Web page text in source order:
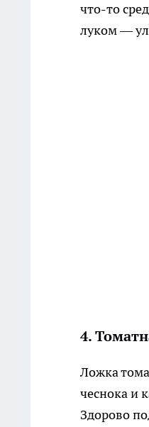
что-то
луком —
4.
Ложка
чеснока и
Здорово